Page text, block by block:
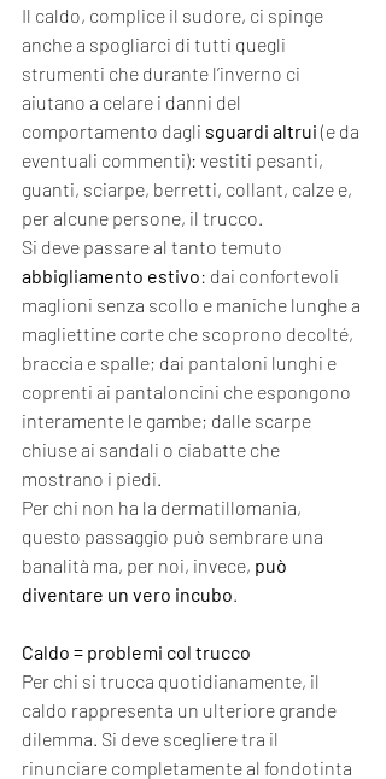
Il caldo, complice il sudore, ci spinge
anche a spogliarci di tutti quegli
strumenti che durante l’inverno ci
aiutano a celare i danni del
comportamento dagli sguardi altrui (e da
eventuali commenti): vestiti pesanti,
guanti, sciarpe, berretti, collant, calze e,
per alcune persone, il trucco.
Si deve passare al tanto temuto
abbigliamento estivo: dai confortevoli
maglioni senza scollo e maniche lunghe a
magliettine corte che scoprono decolté,
braccia e spalle; dai pantaloni lunghi e
coprenti ai pantaloncini che espongono
interamente le gambe; dalle scarpe
chiuse ai sandali o ciabatte che
mostrano i piedi.
Per chi non ha la dermatillomania,
questo passaggio può sembrare una
banalità ma, per noi, invece, può
diventare un vero incubo.
Caldo = problemi col trucco
Per chi si trucca quotidianamente, il
caldo rappresenta un ulteriore grande
dilemma. Si deve scegliere tra il
rinunciare completamente al fondotinta